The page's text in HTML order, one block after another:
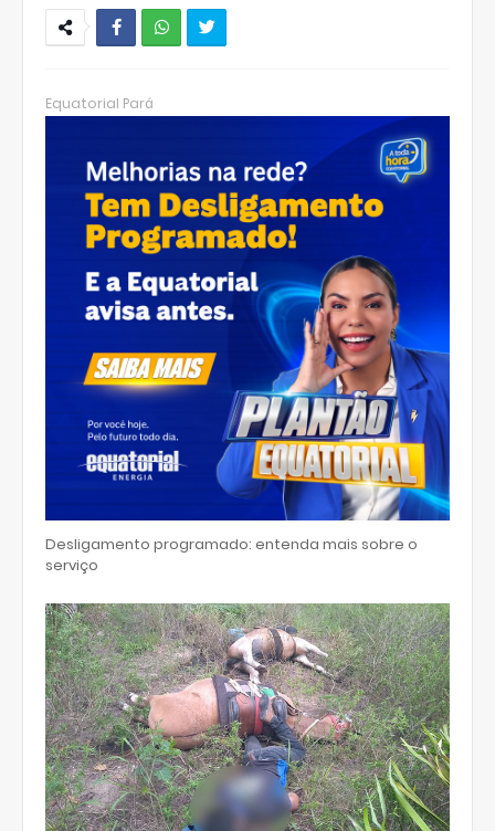
hats
p
Equatorial Pará
Desligamento programado: entenda mais sobre o
serviço